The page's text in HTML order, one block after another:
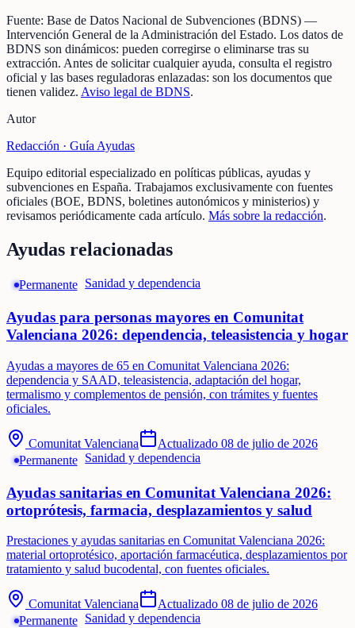
Fuente: Base de Datos Nacional de Subvenciones (BDNS) —
Intervención General de la Administración del Estado. Los datos de
BDNS son dinámicos: pueden corregirse o eliminarse tras su
extracción. Antes de solicitar cualquier ayuda, consulta el registro
oficial y las bases reguladoras enlazadas: son los documentos que
tienen validez. Aviso legal de BDNS.
Autor
Redacción · Guía Ayudas
Equipo editorial especializado en políticas públicas, ayudas y
subvenciones en España. Trabajamos exclusivamente con fuentes
oficiales (BOE, BDNS, boletines autonómicos y ministerios) y
revisamos periódicamente cada artículo. Más sobre la redacción.
Ayudas relacionadas
Permanente Sanidad y dependencia
Ayudas para personas mayores en Comunitat
Valenciana 2026: dependencia, teleasistencia y hogar
Ayudas a mayores de 65 en Comunitat Valenciana 2026:
dependencia y SAAD, teleasistencia, adaptación del hogar,
termalismo y complementos de pensión, con trámites y fuentes
oficiales.
Comunitat Valenciana Actualizado 08 de julio de 2026
Permanente
Sanidad y dependencia
Ayudas sanitarias en Comunitat Valenciana 2026:
ortoprótesis, farmacia, desplazamientos y salud
Prestaciones y ayudas sanitarias en Comunitat Valenciana 2026:
material ortoprotésico, aportación farmacéutica, desplazamientos por
tratamiento y salud bucodental, con fuentes oficiales.
Comunitat Valenciana Actualizado 08 de julio de 2026
Permanente
Sanidad y dependencia